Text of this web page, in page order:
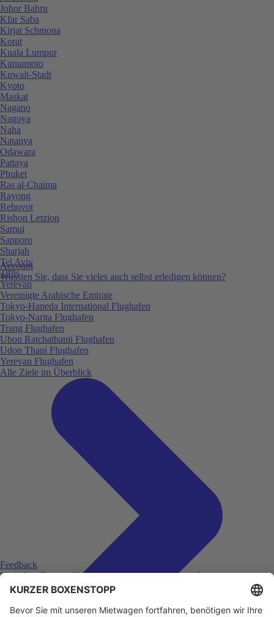
Account
Wussten Sie, dass Sie vieles auch selbst erledigen können?
Feedback
Sie haben Fragen, Unklarheiten oder Feedback zu ihrer
zurückliegenden Buchung?
Johor Bahru
Kfar Saba
Kirjat Schmona
Korat
Kuala Lumpur
Kumamoto
Kuwait-Stadt
Kyoto
Maskat
Nagano
Nagoya
Naha
Natanya
Odawara
Pattaya
Phuket
Ras al-Chaima
Rayong
Rehovot
Rishon Letzion
Samui
Sapporo
Sharjah
Tel Aviv
Tiflis
Yerevan
Vereinigte Arabische Emirate
Tokyo-Haneda International Flughafen
Tokyo-Narita Flughafen
Trang Flughafen
Ubon Ratchathanii Flughafen
Udon Thani Flughafen
Yerevan Flughafen
Alle Ziele im Überblick